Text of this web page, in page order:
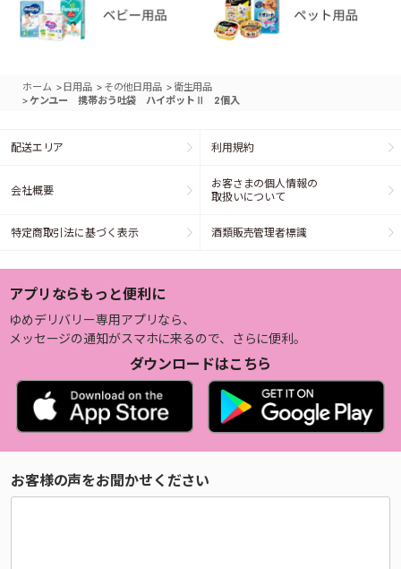
ホーム > 日用品 > その他日用品 > 衛生用品
>ケンユー 携帯おう吐袋 ハイポットⅡ 2個入
配送エリア 利用規約
会社概要
お客さまの個人情報の
取扱いについて
特定商取引法に基づく表示 酒類販売管理者標識
アプリならもっと便利に
ゆめデリバリー専用アプリなら、
メッセージの通知がスマホに来るので、さらに便利。
ダウンロードはこちら
お客様の声をお聞かせください